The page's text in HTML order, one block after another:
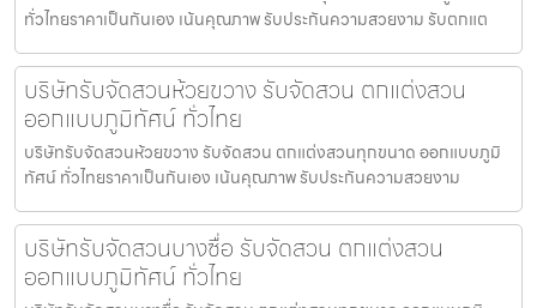
ทั่วไทยราคาเป็นกันเอง เน้นคุณภาพ รับประกันความสวยงาม รับตกแต
บริษัทรับจัดสวนห้วยขวาง รับจัดสวน ตกแต่งสวน
ออกแบบภูมิทัศน์ ทั่วไทย
บริษัทรับจัดสวนห้วยขวาง รับจัดสวน ตกแต่งสวนทุกขนาด ออกแบบภูมิ
ทัศน์ ทั่วไทยราคาเป็นกันเอง เน้นคุณภาพ รับประกันความสวยงาม
บริษัทรับจัดสวนบางซื่อ รับจัดสวน ตกแต่งสวน
ออกแบบภูมิทัศน์ ทั่วไทย